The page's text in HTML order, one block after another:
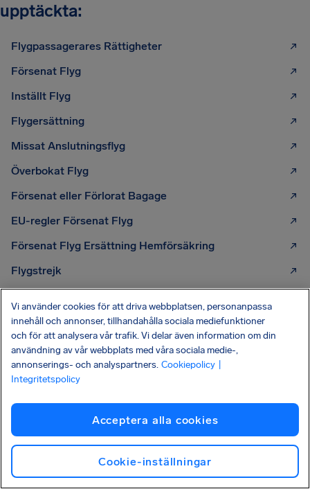
upptäckta:
Flygpassagerares Rättigheter
Försenat Flyg
Inställt Flyg
Flygersättning
Missat Anslutningsflyg
Överbokat Flyg
Försenat eller Förlorat Bagage
EU-regler Försenat Flyg
Försenat Flyg Ersättning Hemförsäkring
Flygstrejk
PRENUMERERA PÅ VÅRT NYHETSBREV
Få tips och råd direkt till din inkorg
HA KOLL PÅ DINA RÄTTIGHETER
Spana in vår enkla guide
Din handbok till
Vi använder cookies för att driva webbplatsen, personanpassa
innehåll och annonser, tillhandahålla sociala mediefunktioner
och för att analysera vår trafik. Vi delar även information om din
användning av vår webbplats med våra sociala medie-,
annonserings- och analyspartners. Cookiepolicy
Integritetspolicy
Acceptera alla cookies
Cookie-inställningar